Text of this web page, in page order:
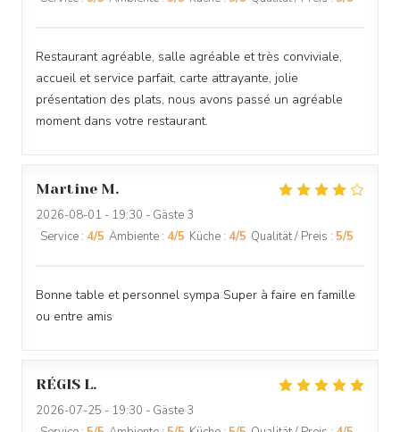
Restaurant agréable, salle agréable et très conviviale,
accueil et service parfait, carte attrayante, jolie
présentation des plats, nous avons passé un agréable
moment dans votre restaurant.
Martine M
2026-08-01 - 19:30 - Gäste 3
Service : 4/5 Ambiente : 4/5 Küche : 4/5 Qualität / Preis : 5/5
Bonne table et personnel sympa Super à faire en famille
ou entre amis
RÉGIS L
2026-07-25 - 19:30 - Gäste 3